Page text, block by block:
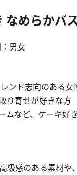
なめらかバ
男女
ンド志向のある女
取り寄せが好きな方
ームなど、ケーキ好
級感のある素材